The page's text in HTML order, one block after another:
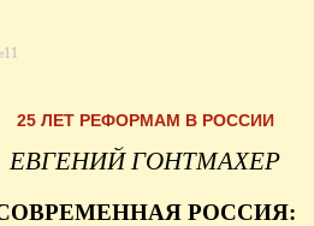
25 ЛЕТ РЕФОРМАМ В РОССИИ
ЕВГЕНИЙ ГОНТМАХЕР
РОССИЯ: